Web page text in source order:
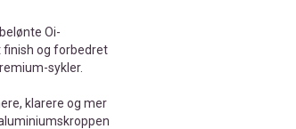
Oi-
finish og forbedret
sykler.
klarere og mer